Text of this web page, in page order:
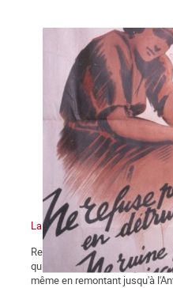
La bataille pour la légalisation
Revenons sur la question
qui a été décrit dans le premier
même en remontant jusqu'à